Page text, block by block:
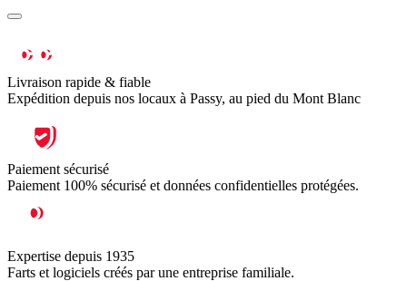
Livraison rapide & fiable
Expédition depuis nos locaux à Passy, au pied du Mont Blanc
Paiement sécurisé
Paiement 100% sécurisé et données confidentielles protégées.
Expertise depuis 1935
Farts et logiciels créés par une entreprise familiale.